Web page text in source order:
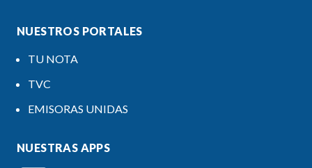
NUESTROS PORTALES
TU NOTA
TVC
EMISORAS UNIDAS
NUESTRAS APPS